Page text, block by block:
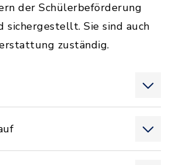
der Schülerbeförderung
sichergestellt. Sie sind auch
zuständig.